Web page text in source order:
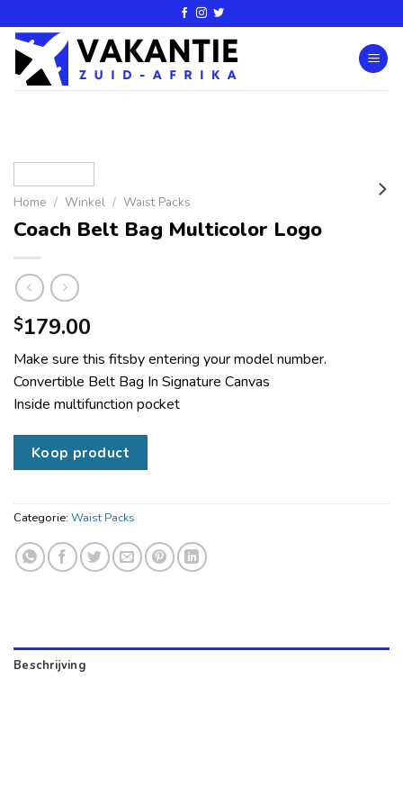
Home / Winkel / Waist Packs
Coach Belt Bag Multicolor Logo
$179.00
Make sure this fitsby entering your model number.
Convertible Belt Bag In Signature Canvas
Inside multifunction pocket
Koop product
Categorie: Waist Packs
Beschrijving